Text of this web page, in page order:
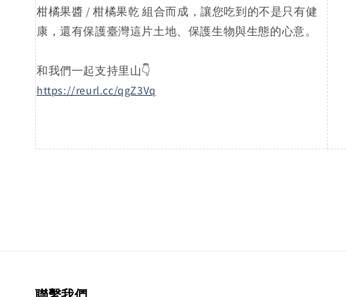
柑橘果醬 / 柑橘果乾 組合而成，讓您吃到的不是只有健
康，還有保護臺灣這片土地、保護生物與生態的心意。
和我們一起支持里山👇
https://reurl.cc/qgZ3Vq